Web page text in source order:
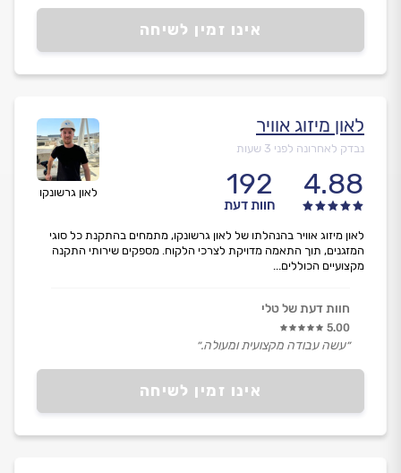
אינו זמין לשיחה
קיבלתי הסבר מפורט ובגובה העיניים על כל שלב שנעשה ואני
לאון גרשונקו
לאון מיזוג אוויר
נבדק לאחרונה לפני 3 שעות
4.88
192
חוות דעת
אינו זמין לשיחה
לאון מיזוג אוויר בהנהלתו של לאון גרשונקו, מתמחים בהתקנת כל סוגי
המזגנים, תוך התאמה מדויקת לצרכי הלקוח. מספקים שירותי התקנה
מקצועיים הכוללים...
חוות דעת של טלי
5.00
״עשה עבודה מקצועית ומעולה.״